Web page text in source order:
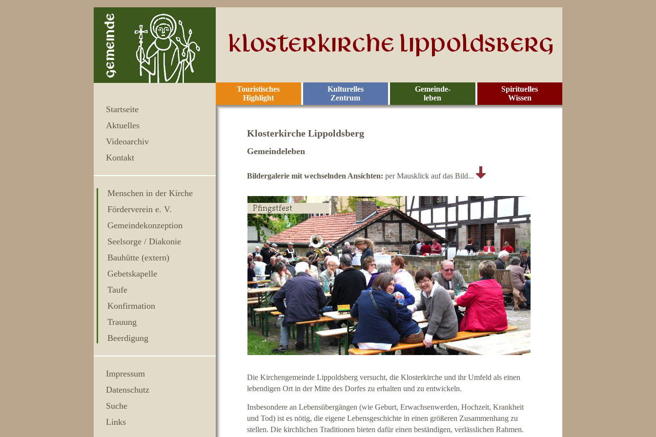
Startseite
Aktuelles
Videoarchiv
Kontakt
Menschen in der Kirche
Förderverein e. V.
Gemeindekonzeption
Seelsorge / Diakonie
Bauhütte (extern)
Gebetskapelle
Taufe
Konfirmation
Trauung
Beerdigung
Impressum
Datenschutz
Suche
Links
Spirituelles
Wissen
Gemeinde-
leben
Kulturelles
Zentrum
Touristisches
Highlight
Klosterkirche Lippoldsberg
Gemeindeleben
Bildergalerie mit wechselnden Ansichten: per Mausklick auf das Bild...
Die Kirchengemeinde Lippoldsberg versucht, die Klosterkirche und ihr Umfeld als einen
lebendigen Ort in der Mitte des Dorfes zu erhalten und zu entwickeln.
Insbesondere an Lebensübergängen (wie Geburt, Erwachsenwerden, Hochzeit, Krankheit
und Tod) ist es nötig, die eigene Lebensgeschichte in einen größeren Zusammenhang zu
stellen. Die kirchlichen Traditionen bieten dafür einen beständigen, verlässlichen Rahmen.